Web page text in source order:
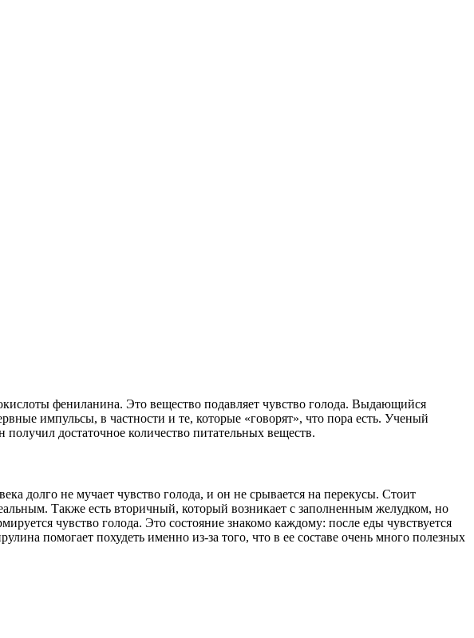
фениланина. Это вещество подавляет чувство голода. Выдающийся
импульсы, в частности и те, которые «говорят», что пора есть. Ученый
достаточное количество питательных веществ.
долго не мучает чувство голода, и он не срывается на перекусы. Стоит
Также есть вторичный, который возникает с заполненным желудком, но
чувство голода. Это состояние знакомо каждому: после еды чувствуется
помогает похудеть именно из-за того, что в ее составе очень много полезных